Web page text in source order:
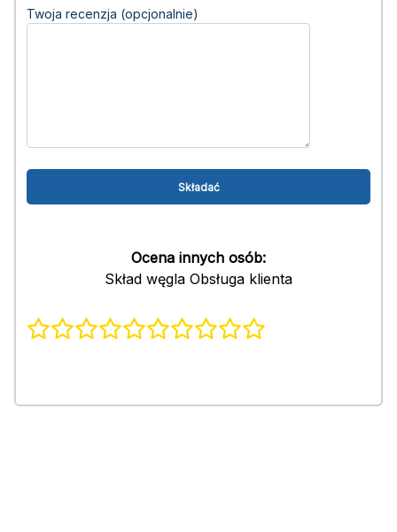
Twoja recenzja (opcjonalnie)
Ocena innych osób:
Skład węgla Obsługa klienta